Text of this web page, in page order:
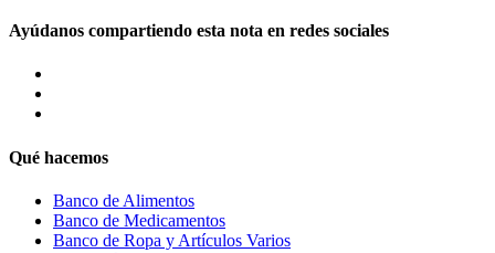
Ayúdanos compartiendo esta nota en redes sociales
Qué hacemos
Banco de Alimentos
Banco de Medicamentos
Banco de Ropa y Artículos Varios